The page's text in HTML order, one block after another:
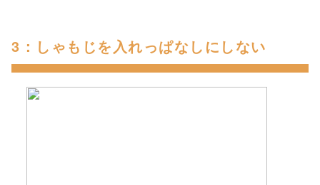
3：しゃもじを入れっぱなしにしない